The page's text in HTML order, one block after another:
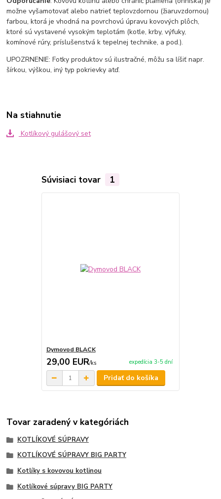
možne vyšamotovať alebo natrieť teplovzdornou (žiaruvzdornou)
farbou, ktorá je vhodná na povrchovú úpravu kovových plôch,
ktoré sú vystavené vysokým teplotám (kotle, krby, výfuky,
komínové rúry, príslušenstvá k tepelnej technike, a pod.).
UPOZRNENIE: Fotky produktov sú ilustračné, môžu sa líšiť napr.
šírkou, výškou, iný typ pokrievky atď.
Na stiahnutie
Kotlíkový gulášový set
Súvisiaci tovar 1
Dymovod BLACK
29,00 EUR/ks expedícia 3-5 dní
Pridať do košíka
Tovar zaradený v kategóriách
KOTLÍKOVÉ SÚPRAVY
KOTLÍKOVÉ SÚPRAVY BIG PARTY
Kotlíky s kovovou kotlinou
Kotlíkové súpravy BIG PARTY